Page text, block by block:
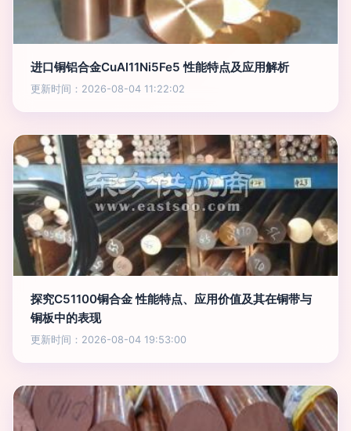
进口铜铝合金CuAl11Ni5Fe5 性能特点及应用解析
更新时间：2026-08-04 11:22:02
探究C51100铜合金 性能特点、应用价值及其在铜带与
铜板中的表现
更新时间：2026-08-04 19:53:00